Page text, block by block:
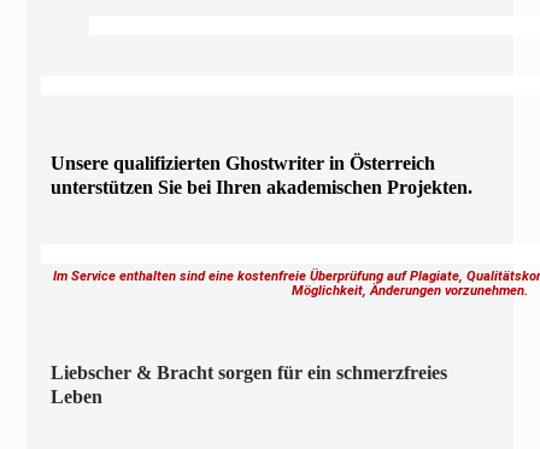
Unsere qualifizierten Ghostwriter in Österreich
unterstützen Sie bei Ihren akademischen Projekten.
Im Service enthalten sind eine kostenfreie Überprüfung auf Plagiate,
Möglichkeit, Änderungen vorzunehmen.
Liebscher & Bracht sorgen für ein schmerzfreies
Leben